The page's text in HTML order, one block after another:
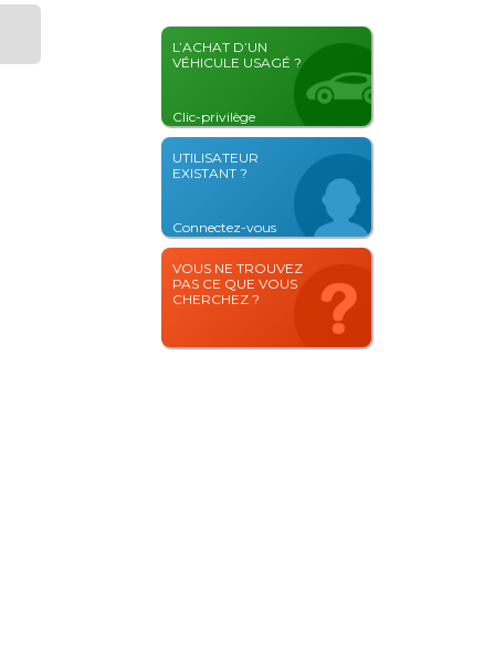
L’ACHAT D’UN
VÉHICULE USAGÉ ?
Clic-privilège
UTILISATEUR
EXISTANT ?
Connectez-vous
VOUS NE TROUVEZ
PAS CE QUE VOUS
CHERCHEZ ?